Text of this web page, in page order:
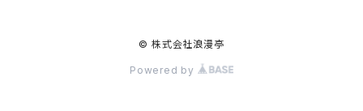
玉泉堂酒造 美濃養老ピークなど
© 株式会社浪漫亭
Powered by